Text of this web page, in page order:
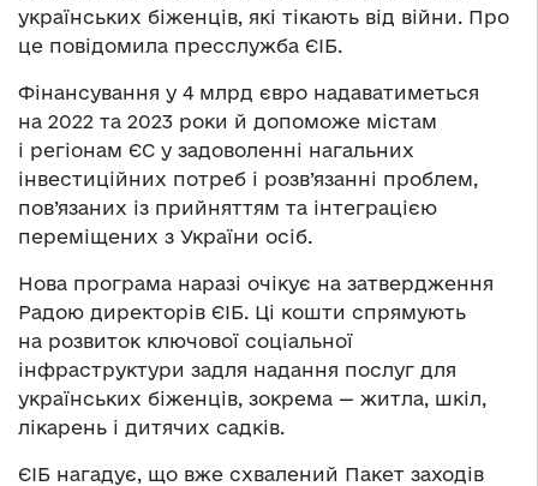
українських біженців, які тікають від війни. Про
це повідомила пресслужба ЄІБ.
Фінансування у 4 млрд євро надаватиметься
на 2022 та 2023 роки й допоможе містам
і регіонам ЄС у задоволенні нагальних
інвестиційних потреб і розв’язанні проблем,
пов’язаних із прийняттям та інтеграцією
переміщених з України осіб.
Нова програма наразі очікує на затвердження
Радою директорів ЄІБ. Ці кошти спрямують
на розвиток ключової соціальної
інфраструктури задля надання послуг для
українських біженців, зокрема — житла, шкіл,
лікарень і дитячих садків.
ЄІБ нагадує, що вже схвалений Пакет заходів